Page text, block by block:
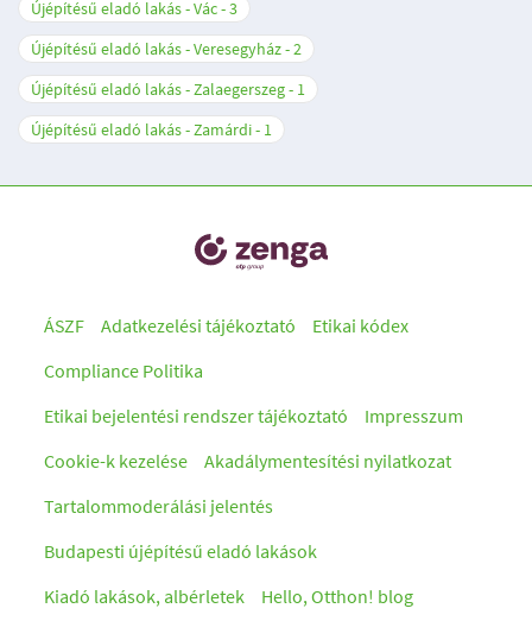
Újépítésű eladó lakás - Vác 3
Újépítésű eladó lakás - Veresegyház 2
Újépítésű eladó lakás - Zalaegerszeg
1
Újépítésű eladó lakás - Zamárdi
1
ÁSZF Adatkezelési tájékoztató
Etikai kódex
Compliance Politika
Etikai bejelentési rendszer tájékoztató
Impresszum
Cookie-k kezelése
Akadálymentesítési nyilatkozat
Tartalommoderálási jelentés
Budapesti újépítésű eladó lakások
Kiadó lakások, albérletek
Hello, Otthon! blog